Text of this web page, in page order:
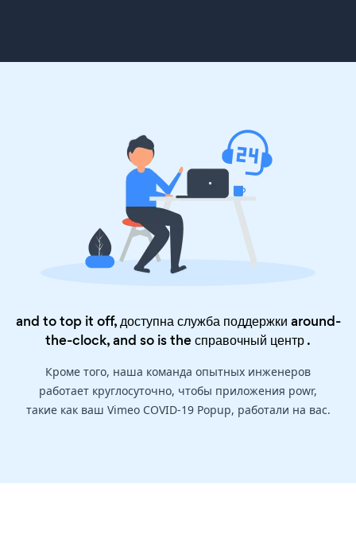
and to top it off, доступна служба поддержки around-
the-clock, and so is theсправочный центр.
Кроме того, наша команда опытных инженеров
работает круглосуточно, чтобы приложения powr,
такие как ваш Vimeo COVID-19 Popup, работали на вас.